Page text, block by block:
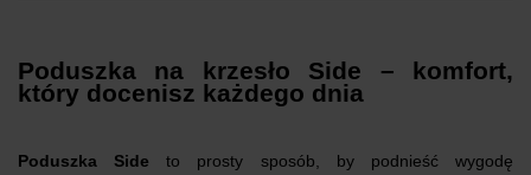
Poduszka na krzesło Side – komfort,
który docenisz każdego dnia
Poduszka Side to prosty sposób, by podnieść wygodę